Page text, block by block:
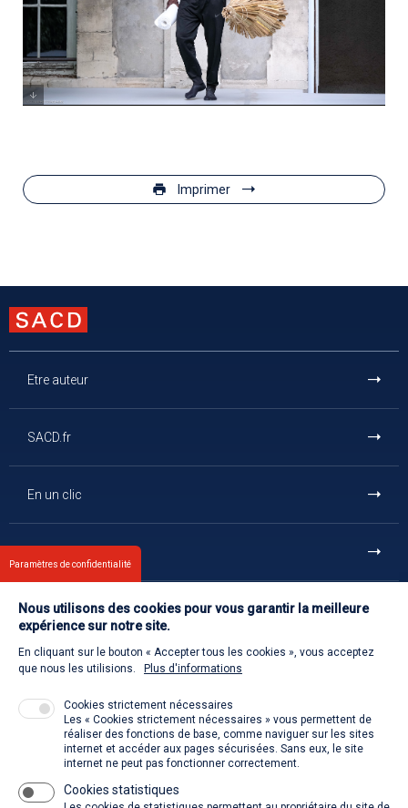
Imprimer
Etre auteur
SACD.fr
En un clic
La SACD partout, quand vous voulez
Contact
Retour à l'accueil
Venir à la SACD
Paramètres de confidentialité
Nous utilisons des cookies pour vous garantir la meilleure
expérience sur notre site.
En cliquant sur le bouton « Accepter tous les cookies », vous acceptez
que nous les utilisions.
Plus d'informations
Cookies strictement nécessaires
Les « Cookies strictement nécessaires » vous permettent de
réaliser des fonctions de base, comme naviguer sur les sites
internet et accéder aux pages sécurisées. Sans eux, le site
internet ne peut pas fonctionner correctement.
Cookies statistiques